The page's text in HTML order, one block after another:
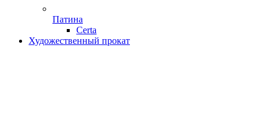
Патина
Certa
Художественный прокат